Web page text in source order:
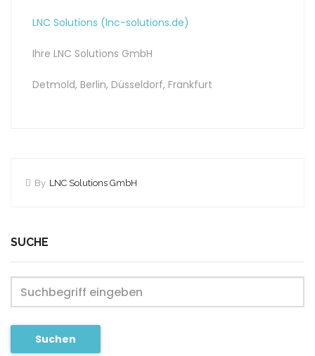
LNC Solutions (lnc-solutions.de)
Ihre LNC Solutions GmbH
Detmold, Berlin, Düsseldorf, Frankfurt
By LNC Solutions GmbH
SUCHE
Suchen